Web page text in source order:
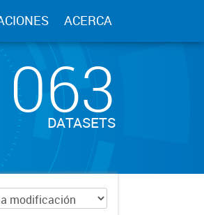
ACERCA
063
DATASETS